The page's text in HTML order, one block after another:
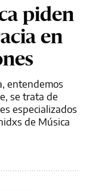
piden
en
entendemos
se trata de
especializados
de Música